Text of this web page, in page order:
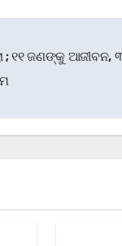
; ୧୧ ଜଣଙ୍କୁ ଆଜୀବନ,